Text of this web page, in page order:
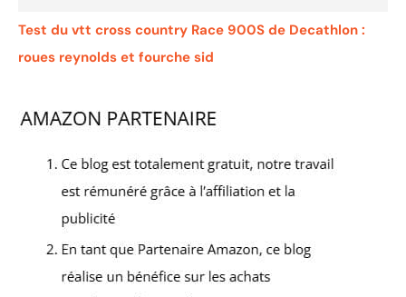
Test du vtt cross country Race 900S de Decathlon :
roues reynolds et fourche sid